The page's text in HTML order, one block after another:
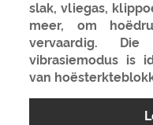
slak, vliegas,
meer, om
vervaardig.
vibrasiemodus is
van